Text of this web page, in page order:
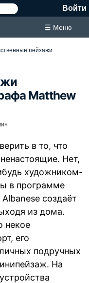
Войти
☰ Меню
пейзажи
Matthew
в то, что
Нет,
художником-
в программе
создаёт
из дома.
некое
его
подручных
На